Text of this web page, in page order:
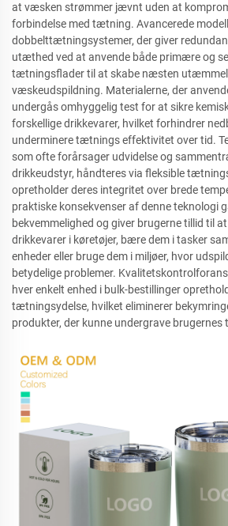
at væsken strømmer jævnt uden at
forbindelse med tætning. Avancerede
dobbelttætningsystemer, der giver
utæthed ved at anvende både primære og
tætningsflader til at skabe næsten
væskeudspildning. Materialerne, der
undergås omhyggelig test for at sikre
forskellige drikkevarer, hvilket forhindrer
underminere tætnings effektivitet over tid.
som ofte forårsager udvidelse og
drikkeudstyr, håndteres via fleksible
opretholder deres integritet over brede
praktiske konsekvenser af denne teknologi
bekvemmelighed og giver brugerne tillid til
drikkevarer i køretøjer, bære dem i tasker
enheder eller bruge dem i miljøer, hvor
betydelige problemer.
hver enkelt enhed i bulk-bestillinger
tætningsydelse, hvilket eliminerer
produkter, der kunne undergrave brugernes